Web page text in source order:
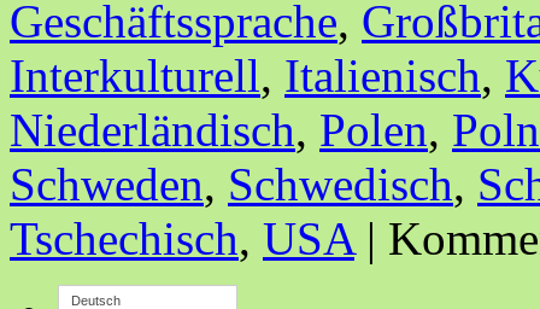
Geschäftssprache,
Interkulturell, Italienisch,
Niederländisch, Polen,
Schweden, Schwedisch,
Tschechisch, USA |
Deutsch